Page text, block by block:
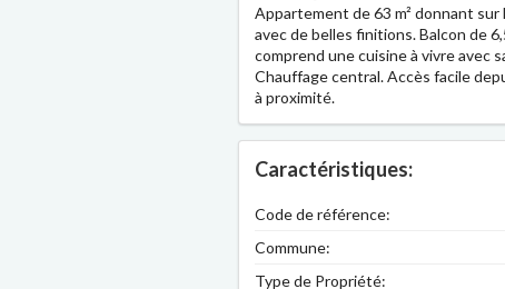
Appartement de 63 m² donnant
avec de belles finitions. Balcon de
comprend une cuisine à vivre avec
Chauffage central. Accès facile
à proximité.
Caractéristiques:
Code de référence:
Commune:
Type de Propriété: